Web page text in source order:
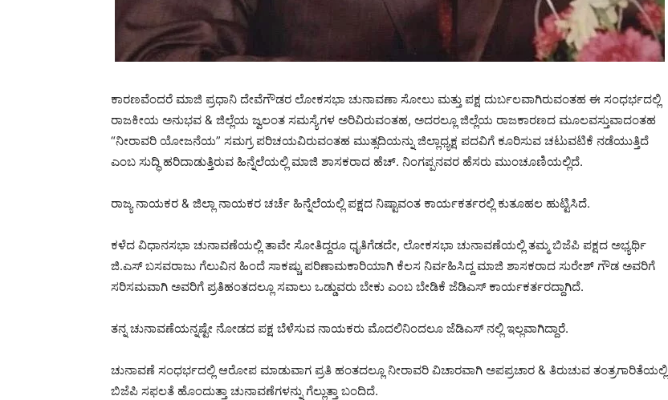
ಕಾರಣವೆಂದರೆ ಮಾಜಿ ಪ್ರಧಾನಿ ದೇವೆಗೌಡರ ಲೋಕಸಭಾ ಚುನಾವಣಾ ಸೋಲು ಮತ್ತು ಪಕ್ಷ ದುರ್ಬಲವಾಗಿರುವಂತಹ ಈ ಸಂಧರ್ಭದಲ್ಲಿ
ರಾಜಕೀಯ ಅನುಭವ & ಜಿಲ್ಲೆಯ ಜ್ವಲಂತ ಸಮಸ್ಯೆಗಳ ಅರಿವಿರುವಂತಹ, ಅದರಲ್ಲೂ ಜಿಲ್ಲೆಯ ರಾಜಕಾರಣದ ಮೂಲವಸ್ತುವಾದಂತಹ
“ನೀರಾವರಿ ಯೋಜನೆಯ” ಸಮಗ್ರ ಪರಿಚಯವಿರುವಂತಹ ಮುತ್ಸದಿಯನ್ನು ಜಿಲ್ಲಾಧ್ಯಕ್ಷ ಪದವಿಗೆ ಕೂರಿಸುವ ಚಟುವಟಿಕೆ ನಡೆಯುತ್ತಿದೆ
ಎಂಬ ಸುದ್ಧಿ ಹರಿದಾಡುತ್ತಿರುವ ಹಿನ್ನೆಲೆಯಲ್ಲಿ ಮಾಜಿ ಶಾಸಕರಾದ ಹೆಚ್. ನಿಂಗಪ್ಪನವರ ಹೆಸರು ಮುಂಚೂಣಿಯಲ್ಲಿದೆ.
ರಾಜ್ಯ ನಾಯಕರ & ಜಿಲ್ಲಾ ನಾಯಕರ ಚರ್ಚೆ ಹಿನ್ನೆಲೆಯಲ್ಲಿ ಪಕ್ಷದ ನಿಷ್ಟಾವಂತ ಕಾರ್ಯಕರ್ತರಲ್ಲಿ ಕುತೂಹಲ ಹುಟ್ಟಿಸಿದೆ.
ಕಳೆದ ವಿಧಾನಸಭಾ ಚುನಾವಣೆಯಲ್ಲಿ ತಾವೇ ಸೋತಿದ್ದರೂ ಧೃತಿಗೆಡದೇ, ಲೋಕಸಭಾ ಚುನಾವಣೆಯಲ್ಲಿ ತಮ್ಮ ಬಿಜೆಪಿ ಪಕ್ಷದ ಅಭ್ಯರ್ಥಿ
ಜಿ.ಎಸ್ ಬಸವರಾಜು ಗೆಲುವಿನ ಹಿಂದೆ ಸಾಕಷ್ಚು ಪರಿಣಾಮಕಾರಿಯಾಗಿ ಕೆಲಸ ನಿರ್ವಹಿಸಿದ್ದ ಮಾಜಿ ಶಾಸಕರಾದ ಸುರೇಶ್ ಗೌಡ ಅವರಿಗೆ
ಸರಿಸಮವಾಗಿ ಅವರಿಗೆ ಪ್ರತಿಹಂತದಲ್ಲೂ ಸವಾಲು ಒಡ್ಡುವರು ಬೇಕು ಎಂಬ ಬೇಡಿಕೆ ಜೆಡಿಎಸ್ ಕಾರ್ಯಕರ್ತರದ್ದಾಗಿದೆ.
ತನ್ನ ಚುನಾವಣೆಯನ್ನಷ್ಟೇ ನೋಡದ ಪಕ್ಷ ಬೆಳೆಸುವ ನಾಯಕರು ಮೊದಲಿನಿಂದಲೂ ಜೆಡಿಎಸ್ ನಲ್ಲಿ ಇಲ್ಲವಾಗಿದ್ದಾರೆ.
ಚುನಾವಣೆ ಸಂಧರ್ಭದಲ್ಲಿ ಆರೋಪ ಮಾಡುವಾಗ ಪ್ರತಿ ಹಂತದಲ್ಲೂ ನೀರಾವರಿ ವಿಚಾರವಾಗಿ ಅಪಪ್ರಚಾರ & ತಿರುಚುವ ತಂತ್ರಗಾರಿತೆಯಲ್ಲಿ
ಬಿಜೆಪಿ ಸಫಲತೆ ಹೊಂದುತ್ತಾ ಚುನಾವಣೆಗಳನ್ನು ಗೆಲ್ಲುತ್ತಾ ಬಂದಿದೆ.